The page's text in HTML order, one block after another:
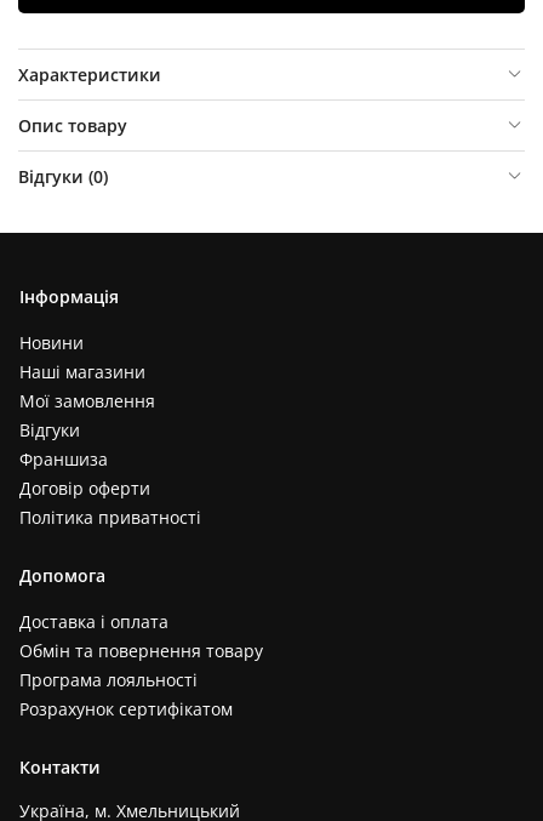
Характеристики
Опис товару
Відгуки (0)
Інформація
Новини
Наші магазини
Мої замовлення
Відгуки
Франшиза
Договір оферти
Політика приватності
Допомога
Доставка і оплата
Обмін та повернення товару
Програма лояльності
Розрахунок сертифікатом
Контакти
Україна, м. Хмельницький